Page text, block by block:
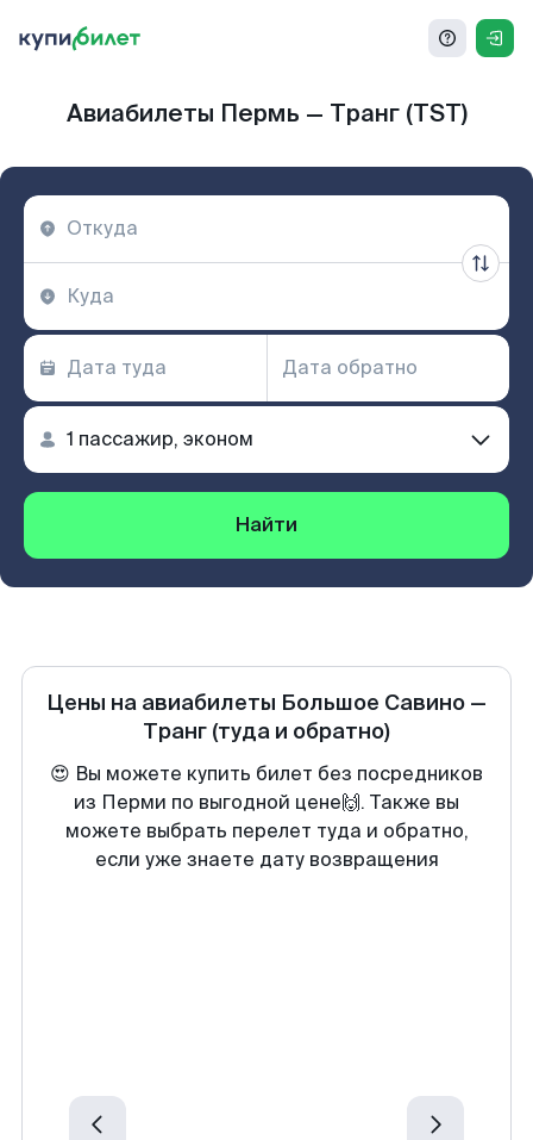
Авиабилеты Пермь — Транг (TST)
Найти
Цены на авиабилеты Большое Савино —
Транг (туда и обратно)
😍 Вы можете купить билет без посредников
из Перми по выгодной цене🙌. Также вы
можете выбрать перелет туда и обратно,
если уже знаете дату возвращения